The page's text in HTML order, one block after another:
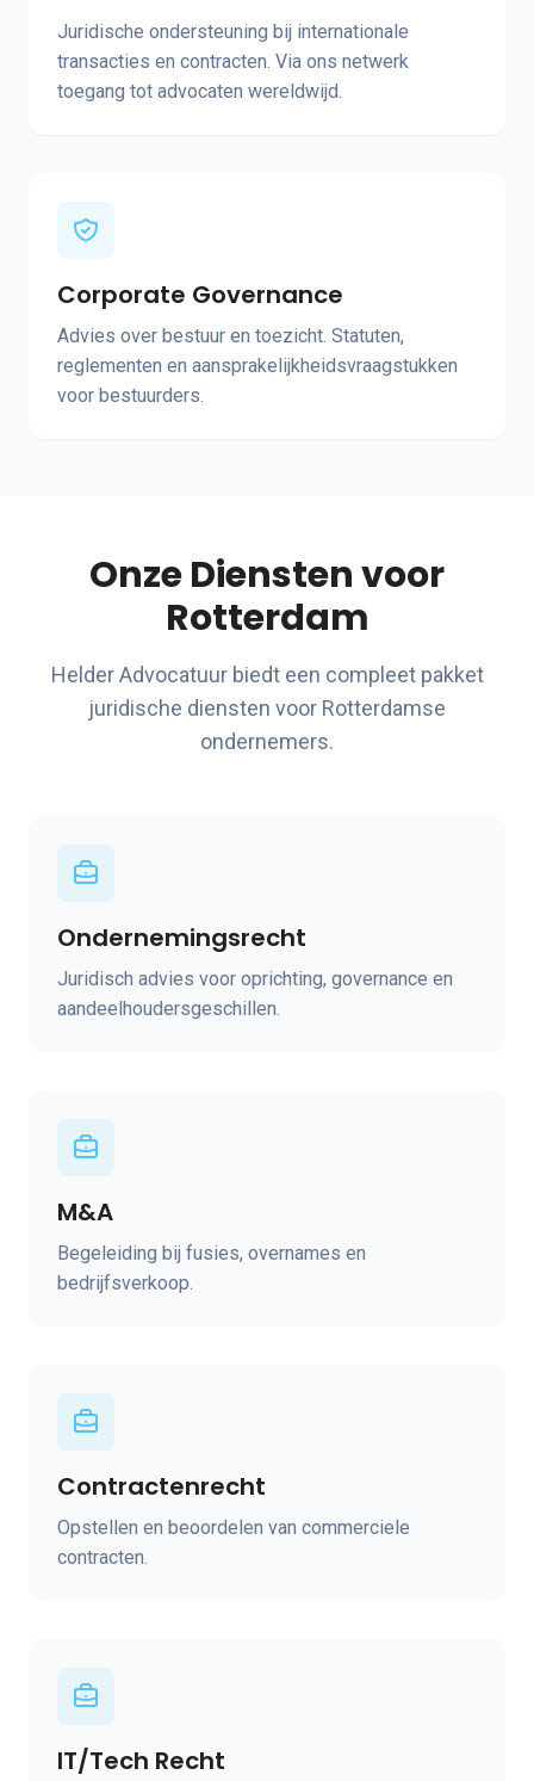
Juridische ondersteuning bij internationale
transacties en contracten. Via ons netwerk
toegang tot advocaten wereldwijd.
Corporate Governance
Advies over bestuur en toezicht. Statuten,
reglementen en aansprakelijkheidsvraagstukken
voor bestuurders.
Onze Diensten voor
Rotterdam
Helder Advocatuur biedt een compleet pakket
juridische diensten voor Rotterdamse
ondernemers.
Ondernemingsrecht
Juridisch advies voor oprichting, governance en
aandeelhoudersgeschillen.
M&A
Begeleiding bij fusies, overnames en
bedrijfsverkoop.
Contractenrecht
Opstellen en beoordelen van commerciele
contracten.
IT/Tech Recht